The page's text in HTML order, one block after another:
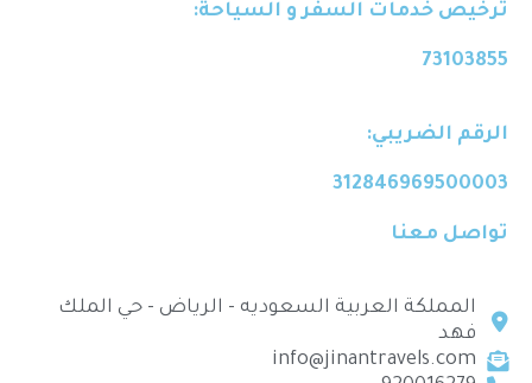
ترخيص خدمات السفر و السياحة:
73103855
الرقم الضريبي:
312846969500003
تواصل معنا
المملكة العربية السعوديه - الرياض - حي الملك
فهد
info@jinantravels.com